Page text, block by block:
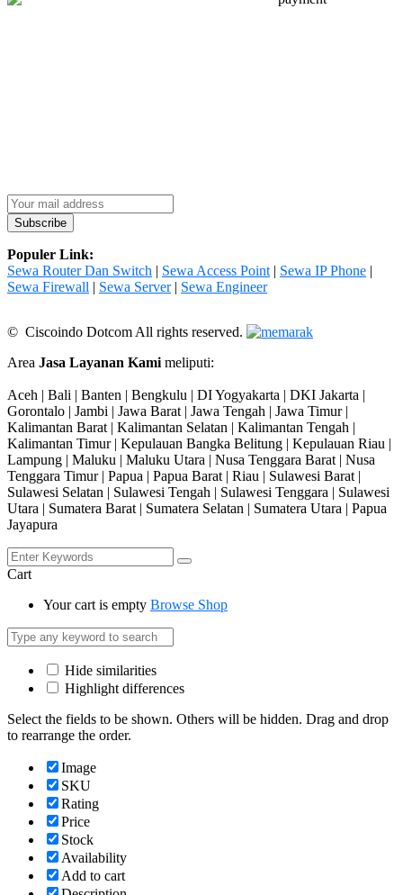
Populer Link:
Sewa Router Dan Switch | Sewa Access Point | Sewa IP Phone |
Sewa Firewall | Sewa Server| Sewa Engineer
© Ciscoindo Dotcom All rights reserved.
Area Jasa Layanan Kami meliputi:
Aceh | Bali | Banten | Bengkulu | DI Yogyakarta | DKI Jakarta |
Gorontalo | Jambi | Jawa Barat | Jawa Tengah | Jawa Timur |
Kalimantan Barat | Kalimantan Selatan | Kalimantan Tengah |
Kalimantan Timur | Kepulauan Bangka Belitung | Kepulauan Riau |
Lampung | Maluku | Maluku Utara | Nusa Tenggara Barat | Nusa
Tenggara Timur | Papua | Papua Barat | Riau | Sulawesi Barat |
Sulawesi Selatan | Sulawesi Tengah | Sulawesi Tenggara | Sulawesi
Utara | Sumatera Barat | Sumatera Selatan | Sumatera Utara | Papua
Jayapura
Cart
Your cart is empty Browse Shop
Hide similarities
Highlight differences
Select the fields to be shown. Others will be hidden. Drag and drop
to rearrange the order.
Image
SKU
Rating
Price
Stock
Availability
Add to cart